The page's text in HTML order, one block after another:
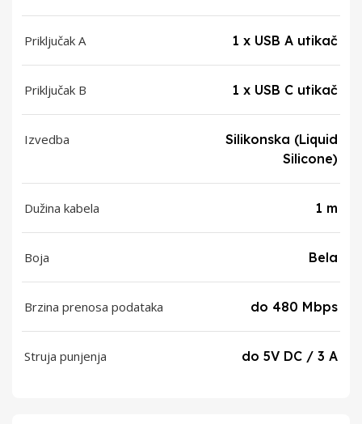
Priključak A 1 x USB A utikač
Priključak B 1 x USB C utikač
Izvedba
Silikonska (Liquid
Silicone)
Dužina kabela 1 m
Boja Bela
Brzina prenosa podataka do 480 Mbps
Struja punjenja do 5V DC / 3 A